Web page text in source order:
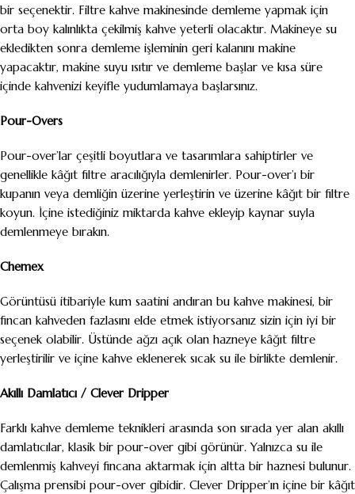
bir seçenektir. Filtre kahve makinesinde demleme yapmak için
orta boy kalınlıkta çekilmiş kahve yeterli olacaktır. Makineye su
ekledikten sonra demleme işleminin geri kalanını makine
yapacaktır, makine suyu ısıtır ve demleme başlar ve kısa süre
içinde kahvenizi keyifle yudumlamaya başlarsınız.
Pour-Overs
Pour-over’lar çeşitli boyutlara ve tasarımlara sahiptirler ve
genellikle kâğıt filtre aracılığıyla demlenirler. Pour-over’ı bir
kupanın veya demliğin üzerine yerleştirin ve üzerine kâğıt bir filtre
koyun. İçine istediğiniz miktarda kahve ekleyip kaynar suyla
demlenmeye bırakın.
Chemex
Görüntüsü itibariyle kum saatini andıran bu kahve makinesi, bir
fincan kahveden fazlasını elde etmek istiyorsanız sizin için iyi bir
seçenek olabilir. Üstünde ağzı açık olan hazneye kâğıt filtre
yerleştirilir ve içine kahve eklenerek sıcak su ile birlikte demlenir.
Akıllı Damlatıcı / Clever Dripper
Farklı kahve demleme teknikleri arasında son sırada yer alan akıllı
damlatıcılar, klasik bir pour-over gibi görünür. Yalnızca su ile
demlenmiş kahveyi fincana aktarmak için altta bir haznesi bulunur.
Çalışma prensibi pour-over gibidir. Clever Dripper’ın içine bir kâğıt